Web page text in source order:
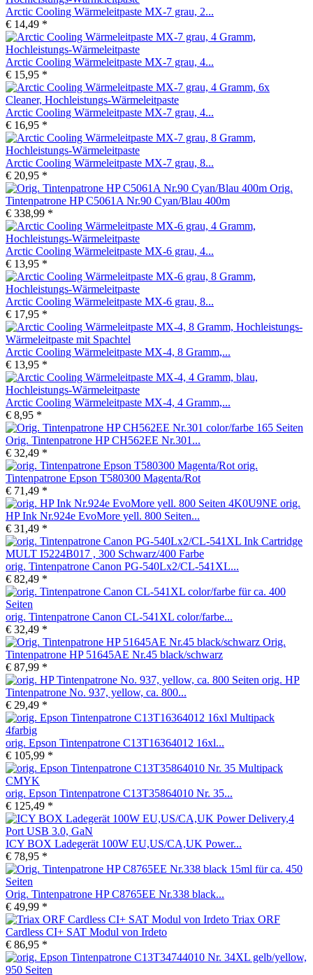
Arctic Cooling Wärmeleitpaste MX-7 grau, 2...
€ 14,49 *
Arctic Cooling Wärmeleitpaste MX-7 grau, 4...
€ 15,95 *
Arctic Cooling Wärmeleitpaste MX-7 grau, 4...
€ 16,95 *
Arctic Cooling Wärmeleitpaste MX-7 grau, 8...
€ 20,95 *
Orig.
Tintenpatrone HP C5061A Nr.90 Cyan/Blau 400m
€ 338,99 *
Arctic Cooling Wärmeleitpaste MX-6 grau, 4...
€ 13,95 *
Arctic Cooling Wärmeleitpaste MX-6 grau, 8...
€ 17,95 *
Arctic Cooling Wärmeleitpaste MX-4, 8 Gramm,...
€ 13,95 *
Arctic Cooling Wärmeleitpaste MX-4, 4 Gramm,...
€ 8,95 *
Orig. Tintenpatrone HP CH562EE Nr.301...
€ 32,49 *
orig.
Tintenpatrone Epson T580300 Magenta/Rot
€ 71,49 *
orig.
HP Ink Nr.924e EvoMore yell. 800 Seiten...
€ 31,49 *
orig. Tintenpatrone Canon PG-540Lx2/CL-541XL...
€ 82,49 *
orig. Tintenpatrone Canon CL-541XL color/farbe...
€ 32,49 *
Orig.
Tintenpatrone HP 51645AE Nr.45 black/schwarz
€ 87,99 *
orig. HP
Tintenpatrone No. 937, yellow, ca. 800...
€ 29,49 *
orig. Epson Tintenpatrone C13T16364012 16xl...
€ 105,99 *
orig. Epson Tintenpatrone C13T35864010 Nr. 35...
€ 125,49 *
ICY BOX Ladegerät 100W EU,US/CA,UK Power...
€ 78,95 *
Orig. Tintenpatrone HP C8765EE Nr.338 black...
€ 49,99 *
Triax ORF
Cardless CI+ SAT Modul von Irdeto
€ 86,95 *